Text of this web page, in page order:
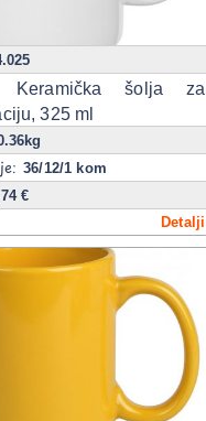
Keramička šolja za
325 ml
36/12/1 kom
€
Detalji